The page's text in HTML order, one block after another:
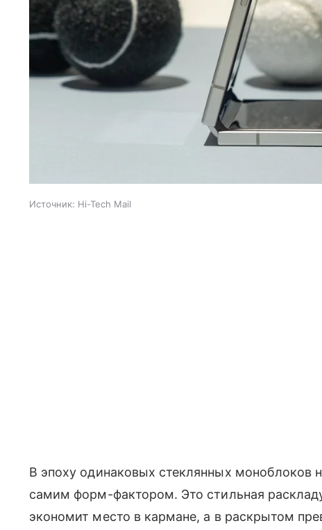
Источник: Hi-Tech Mail
В эпоху одинаковых стеклянных моноблоков
самим форм-фактором. Это стильная
экономит место в кармане, а в раскрытом